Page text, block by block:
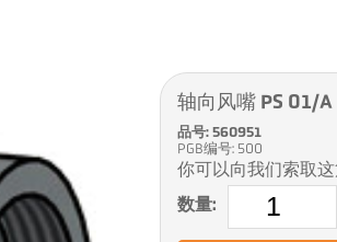
轴向风嘴 PS 01/A
品号: 560951
PGB编号: 500
你可以向我们索取
数量: